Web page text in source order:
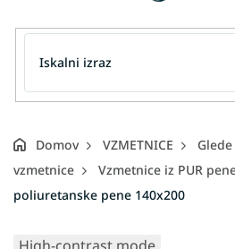
Domov VZMETNICE
vzmetnice
Vzmetnice iz PUR
poliuretanske pene 140x200